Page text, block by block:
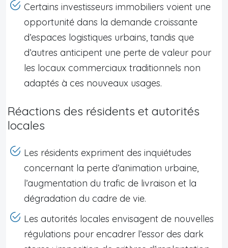
Certains investisseurs immobiliers voient une
opportunité dans la demande croissante
d’espaces logistiques urbains, tandis que
d’autres anticipent une perte de valeur pour
les locaux commerciaux traditionnels non
adaptés à ces nouveaux usages.
Réactions des résidents et autorités
locales
Les résidents expriment des inquiétudes
concernant la perte d’animation urbaine,
l’augmentation du trafic de livraison et la
dégradation du cadre de vie.
Les autorités locales envisagent de nouvelles
régulations pour encadrer l’essor des dark